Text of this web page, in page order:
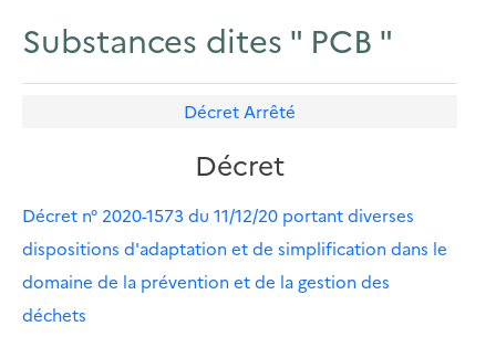
Substances dites " PCB "
DécretArrêté
Décret
Décret n° 2020-1573 du 11/12/20 portant diverses
dispositions d'adaptation et de simplification dans le
domaine de la prévention et de la gestion des
déchets